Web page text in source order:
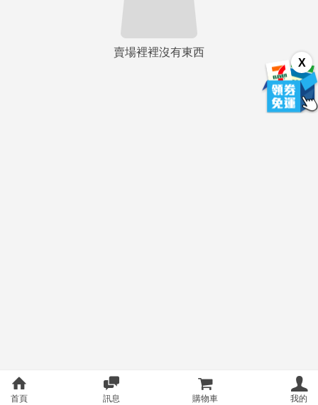
X
賣場裡裡沒有東西
首頁 訊息 購物車 我的